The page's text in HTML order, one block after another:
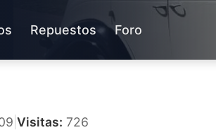
Repuestos Foro
Visitas: 726